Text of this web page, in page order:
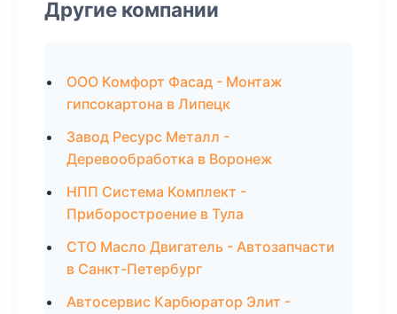
Другие компании
ООО Комфорт Фасад - Монтаж
гипсокартона в Липецк
Завод Ресурс Металл -
Деревообработка в Воронеж
НПП Система Комплект -
Приборостроение в Тула
СТО Масло Двигатель - Автозапчасти
в Санкт-Петербург
Автосервис Карбюратор Элит -